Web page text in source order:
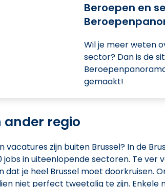
Beroepen en
Wil je meer weten
sector? Dan is de
gemaakt!
ander regio
vacatures zijn buiten Brussel? In de
jobs in uiteenlopende sectoren. Te ver
dat je heel Brussel moet doorkruisen.
niet perfect tweetalig te zijn. Enkele